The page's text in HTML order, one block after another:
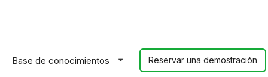
Base de conocimientos Reservar una demostración